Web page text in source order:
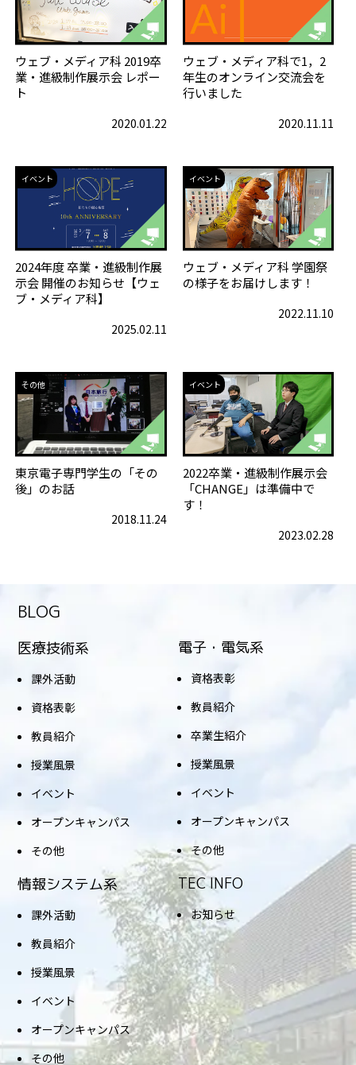
ウェブ・メディア科 2019卒
業・進級制作展示会 レポー
ト
2020.01.22
ウェブ・メディア科で1，2
年生のオンライン交流会を
行いました
2020.11.11
イベント
2024年度 卒業・進級制作展
示会 開催のお知らせ【ウェ
ブ・メディア科】
2025.02.11
イベント
ウェブ・メディア科 学園祭
の様子をお届けします！
2022.11.10
その他
東京電子専門学生の「その
後」のお話
2018.11.24
イベント
2022卒業・進級制作展示会
「CHANGE」は準備中で
す！
2023.02.28
BLOG
医療技術系
課外活動
資格表彰
教員紹介
授業風景
イベント
オープンキャンパス
その他
情報システム系
課外活動
教員紹介
授業風景
イベント
オープンキャンパス
その他
電子・電気系
資格表彰
教員紹介
卒業生紹介
授業風景
イベント
オープンキャンパス
その他
TEC INFO
お知らせ